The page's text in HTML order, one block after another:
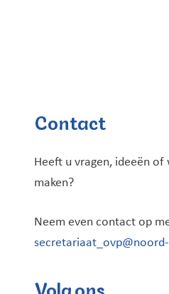
Contact
Heeft u vragen, ideeën
maken?
Neem even contact op
Volg ons